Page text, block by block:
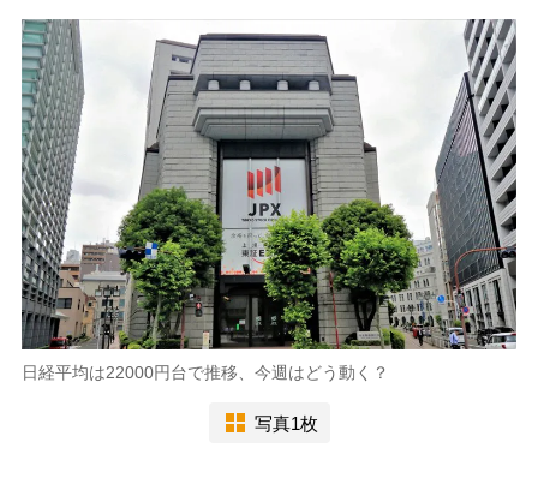
日経平均は22000円台で推移、今週はどう動く？
写真1枚